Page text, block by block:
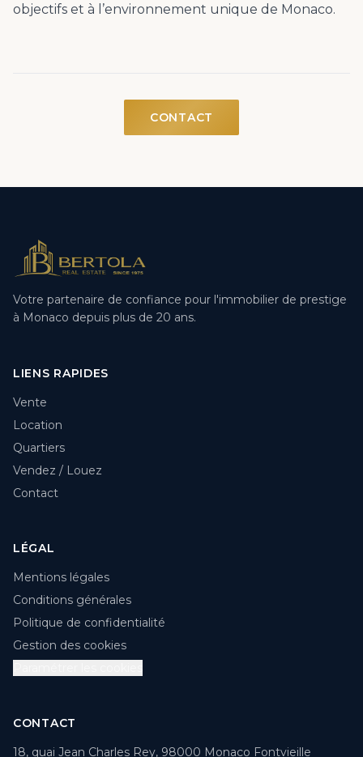
objectifs et à l’environnement unique de Monaco.
CONTACT
Votre partenaire de confiance pour l'immobilier de prestige
à Monaco depuis plus de 20 ans.
LIENS RAPIDES
Vente
Location
Quartiers
Vendez / Louez
Contact
LÉGAL
Mentions légales
Conditions générales
Politique de confidentialité
Gestion des cookies
CONTACT
18, quai Jean Charles Rey, 98000 Monaco Fontvieille